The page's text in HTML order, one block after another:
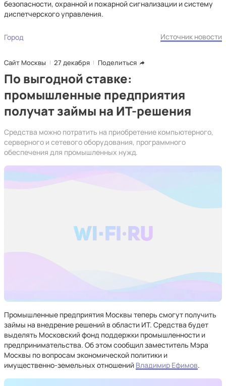
безопасности, охранной и пожарной сигнализации и систему
диспетчерского управления.
Город Источник новости
Сайт Москвы 27 декабря Поделиться
По выгодной ставке:
промышленные предприятия
получат займы на ИТ-решения
Средства можно потратить на приобретение компьютерного,
серверного и сетевого оборудования, программного
обеспечения для промышленных нужд.
Промышленные предприятия Москвы теперь смогут получить
займы на внедрение решений в области ИТ. Средства будет
выделять Московский фонд поддержки промышленности и
предпринимательства. Об этом сообщил заместитель Мэра
Москвы по вопросам экономической политики и
имущественно-земельных отношений Владимир Ефимов.